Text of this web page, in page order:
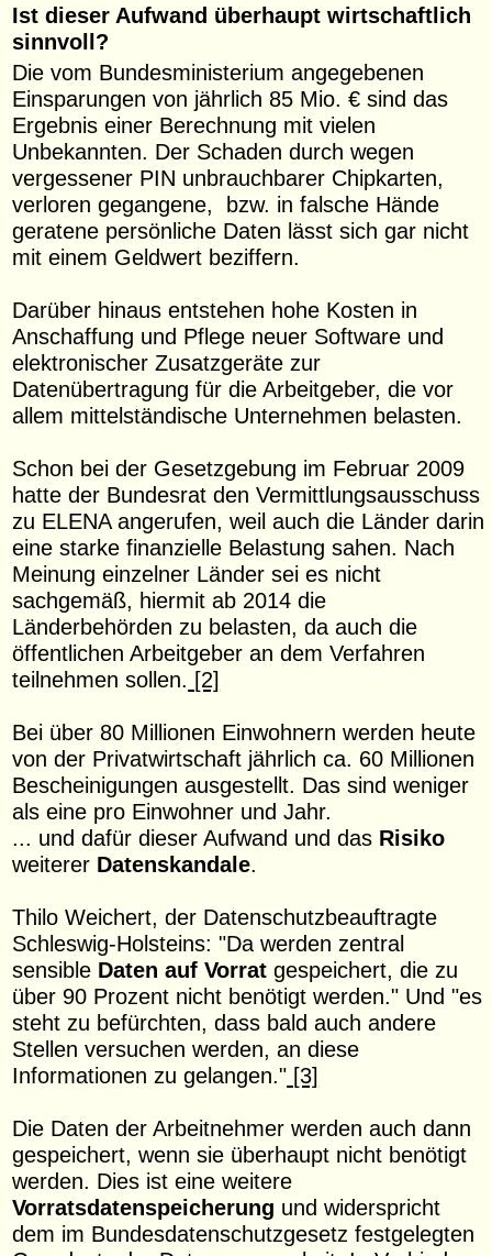
Ist dieser Aufwand überhaupt wirtschaftlich
sinnvoll?
Die vom Bundesministerium angegebenen
Einsparungen von jährlich 85 Mio. € sind das
Ergebnis einer Berechnung mit vielen
Unbekannten. Der Schaden durch wegen
vergessener PIN unbrauchbarer Chipkarten,
verloren gegangene, bzw. in falsche Hände
geratene persönliche Daten lässt sich gar nicht
mit einem Geldwert beziffern.
Darüber hinaus entstehen hohe Kosten in
Anschaffung und Pflege neuer Software und
elektronischer Zusatzgeräte zur
Datenübertragung für die Arbeitgeber, die vor
allem mittelständische Unternehmen belasten.
Schon bei der Gesetzgebung im Februar 2009
hatte der Bundesrat den Vermittlungsausschuss
zu ELENA angerufen, weil auch die Länder darin
eine starke finanzielle Belastung sahen. Nach
Meinung einzelner Länder sei es nicht
sachgemäß, hiermit ab 2014 die
Länderbehörden zu belasten, da auch die
öffentlichen Arbeitgeber an dem Verfahren
teilnehmen sollen. [2]
Bei über 80 Millionen Einwohnern werden heute
von der Privatwirtschaft jährlich ca. 60 Millionen
Bescheinigungen ausgestellt. Das sind weniger
als eine pro Einwohner und Jahr.
... und dafür dieser Aufwand und das Risiko
weiterer Datenskandale.
Thilo Weichert, der Datenschutzbeauftragte
Schleswig-Holsteins: "Da werden zentral
sensible Daten auf Vorrat gespeichert, die zu
über 90 Prozent nicht benötigt werden." Und "es
steht zu befürchten, dass bald auch andere
Stellen versuchen werden, an diese
Informationen zu gelangen." [3]
Die Daten der Arbeitnehmer werden auch dann
gespeichert, wenn sie überhaupt nicht benötigt
werden. Dies ist eine weitere
Vorratsdatenspeicherung und widerspricht
dem im Bundesdatenschutzgesetz festgelegten